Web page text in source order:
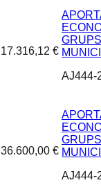
17.316,12 €
GRUPS
AJ444-
36.600,00 €
GRUPS
AJ444-